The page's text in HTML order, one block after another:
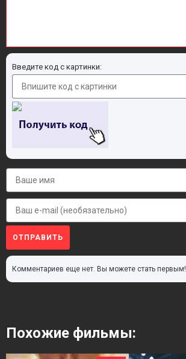
Введите код с картинки:
ОТПРАВИТЬ
Комментариев еще нет. Вы можете стать первым!
Похожие фильмы: